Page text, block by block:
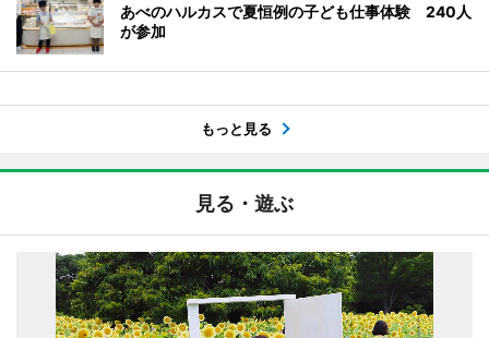
あべのハルカスで夏恒例の子ども仕事体験 240人
が参加
もっと見る
見る・遊ぶ